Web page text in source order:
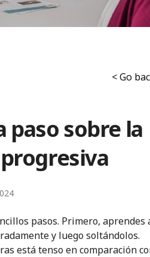
< Go
paso sobre la
pasos. Primero, aprendes
y luego soltándolos.
está tenso en comparación